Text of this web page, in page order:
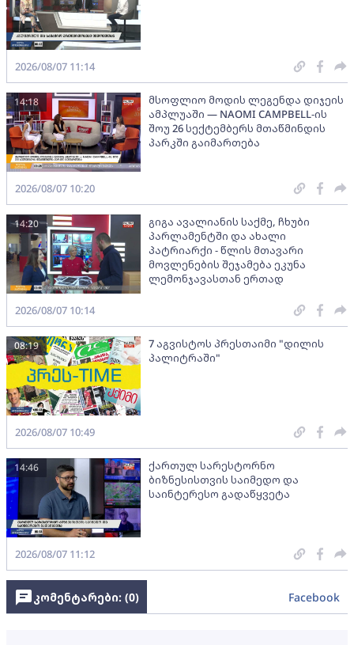
2026/08/07 11:14
მსოფლიო მოდის ლეგენდა დიჯეის
ამპლუაში — NAOMI CAMPBELL-ის
შოუ 26 სექტემბერს მთაწმინდის
პარკში გაიმართება
14:18
2026/08/07 10:20
გიგა ავალიანის საქმე, ჩხუბი
პარლამენტში და ახალი
პატრიარქი - წლის მთავარი
მოვლენების შეჯამება ეკუნა
ლემონჯავასთან ერთად
14:20
2026/08/07 10:14
7 აგვისტოს პრესთაიმი "დილის
პალიტრაში"
08:19
2026/08/07 10:49
ქართულ სარესტორნო
ბიზნესისთვის საიმედო და
საინტერესო გადაწყვეტა
14:46
2026/08/07 11:12
კომენტარები: (0) Facebook